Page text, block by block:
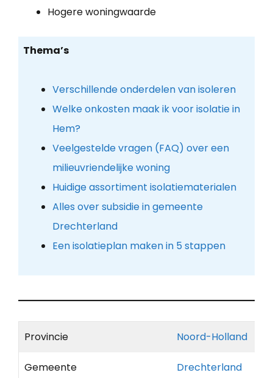
Hogere woningwaarde
Thema’s
Verschillende onderdelen van isoleren
Welke onkosten maak ik voor isolatie in
Hem?
Veelgestelde vragen (FAQ) over een
milieuvriendelijke woning
Huidige assortiment isolatiematerialen
Alles over subsidie in gemeente
Drechterland
Een isolatieplan maken in 5 stappen
Provincie Noord-Holland
Gemeente Drechterland